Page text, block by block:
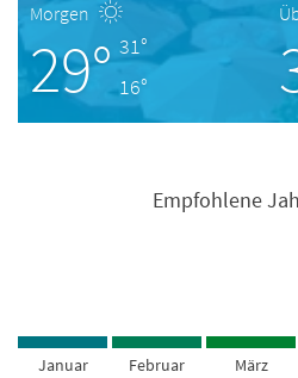
Morgen
29° 31°
16°
Empfohlene
Januar Februar März